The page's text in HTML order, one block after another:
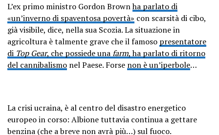
L’ex primo ministro Gordon Brownha parlato di
«un’inverno di spaventosa povertà» con scarsità di cibo,
già visibile, dice, nella sua Scozia. La situazione in
agricoltura è talmente grave che il famoso presentatore
di Top Gear, che possiede unafarm, ha parlato di ritorno
del cannibalismo nel Paese. Forse non è un’iperbole…
La crisi ucraina, è al centro del disastro energetico
europeo in corso: Albione tuttavia continua a gettare
benzina (che a breve non avrà più…) sul fuoco.